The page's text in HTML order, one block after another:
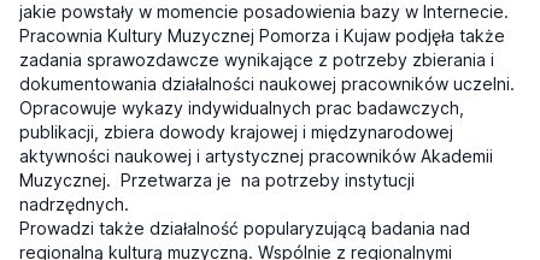
jakie powstały w momencie posadowienia bazy w Internecie.
Pracownia Kultury Muzycznej Pomorza i Kujaw podjęła także
zadania sprawozdawcze wynikające z potrzeby zbierania i
dokumentowania działalności naukowej pracowników uczelni.
Opracowuje wykazy indywidualnych prac badawczych,
publikacji, zbiera dowody krajowej i międzynarodowej
aktywności naukowej i artystycznej pracowników Akademii
Muzycznej. Przetwarza je na potrzeby instytucji
nadrzędnych.
Prowadzi także działalność popularyzującą badania nad
regionalną kulturą muzyczną. Wspólnie z regionalnymi